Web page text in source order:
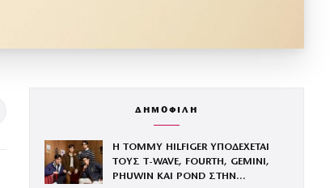
ΔΗΜΟΦΙΛΗ
Η TOMMY HILFIGER ΥΠΟΔΕΧΕΤΑΙ
ΤΟΥΣ Τ-WAVE, FOURTH, GEMINI,
PHUWIN ΚΑΙ POND ΣΤΗΝ